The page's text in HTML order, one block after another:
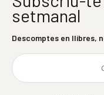
setmanal
Descomptes en llibres,